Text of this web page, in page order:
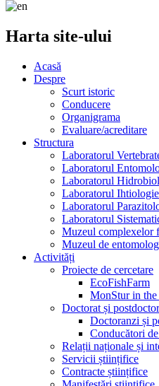
Harta site-ului
Acasă
Despre
Scurt istoric
Conducere
Organigrama
Evaluare/acreditare
Structura
Laboratorul
Laboratorul
Laboratorul
Laboratorul
Laboratorul
Laboratorul
Muzeul complexelor
Muzeul de
Activități
Proiecte de cercetare
EcoFishFarm
MonStur in the
Doctorat și
Doctoranzi și
Conducători
Relații naționale și
Servicii științifice
Contracte științifice